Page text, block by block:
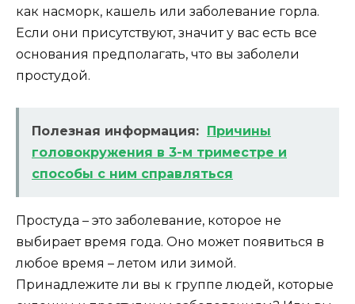
как насморк, кашель или заболевание горла.
Если они присутствуют, значит у вас есть все
основания предполагать, что вы заболели
простудой.
Полезная информация:
Причины
головокружения в 3-м триместре и
способы с ним справляться
Простуда – это заболевание, которое не
выбирает время года. Оно может появиться в
любое время – летом или зимой.
Принадлежите ли вы к группе людей, которые